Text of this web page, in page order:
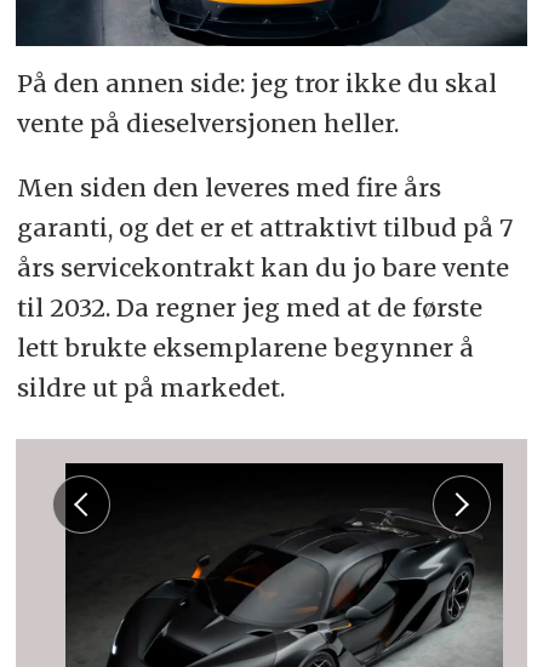
På den annen side: jeg tror ikke du skal
vente på dieselversjonen heller.
Men siden den leveres med fire års
garanti, og det er et attraktivt tilbud på 7
års servicekontrakt kan du jo bare vente
til 2032. Da regner jeg med at de første
lett brukte eksemplarene begynner å
sildre ut på markedet.